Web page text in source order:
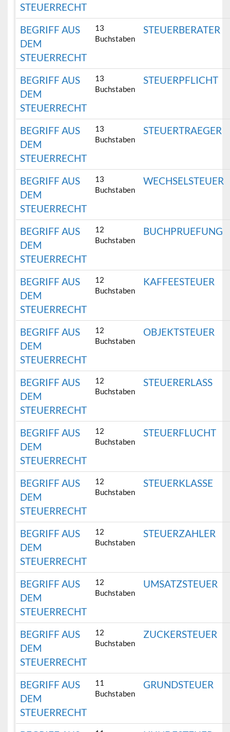
STEUERRECHT
BEGRIFF AUS
DEM
STEUERRECHT
13
Buchstaben
STEUERBERATER
BEGRIFF AUS
DEM
STEUERRECHT
13
Buchstaben
STEUERPFLICHT
BEGRIFF AUS
DEM
STEUERRECHT
13
Buchstaben
STEUERTRAEGER
BEGRIFF AUS
DEM
STEUERRECHT
13
Buchstaben
WECHSELSTEUER
BEGRIFF AUS
DEM
STEUERRECHT
12
Buchstaben
BUCHPRUEFUNG
BEGRIFF AUS
DEM
STEUERRECHT
12
Buchstaben
KAFFEESTEUER
BEGRIFF AUS
DEM
STEUERRECHT
12
Buchstaben
OBJEKTSTEUER
BEGRIFF AUS
DEM
STEUERRECHT
12
Buchstaben
STEUERERLASS
BEGRIFF AUS
DEM
STEUERRECHT
12
Buchstaben
STEUERFLUCHT
BEGRIFF AUS
DEM
STEUERRECHT
12
Buchstaben
STEUERKLASSE
BEGRIFF AUS
DEM
STEUERRECHT
12
Buchstaben
STEUERZAHLER
BEGRIFF AUS
DEM
STEUERRECHT
12
Buchstaben
UMSATZSTEUER
BEGRIFF AUS
DEM
STEUERRECHT
12
Buchstaben
ZUCKERSTEUER
BEGRIFF AUS
DEM
STEUERRECHT
11
Buchstaben
GRUNDSTEUER